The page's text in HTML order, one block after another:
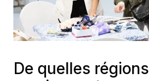
De quelles régions